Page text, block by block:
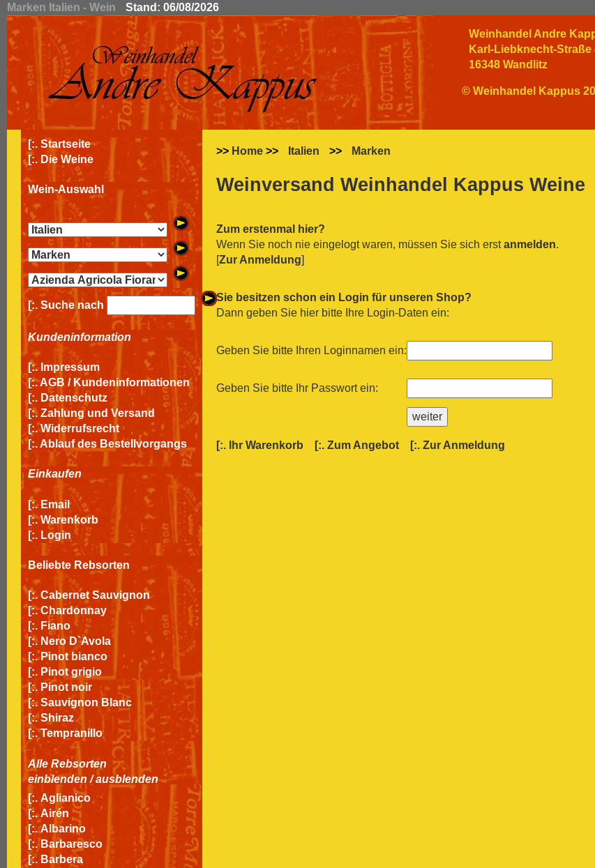
Marken Italien - Wein Stand: 06/08/2026
Weinhandel Andre
Karl-Liebknecht-Straße
16348 Wandlitz
© Weinhandel Kappus
[:. Startseite
[:. Die Weine
Wein-Auswahl
[:. Suche nach
Kundeninformation
[:. Impressum
[:.AGB / Kundeninformationen
[:. Datenschutz
[:. Zahlung und Versand
[:. Widerrufsrecht
[:.Ablauf des Bestellvorgangs
Einkaufen
[:. Email
[:. Warenkorb
[:. Login
Beliebte Rebsorten
[:. Cabernet Sauvignon
[:. Chardonnay
[:. Fiano
[:. Nero D`Avola
[:. Pinot bianco
[:. Pinot grigio
[:. Pinot noir
[:. Sauvignon Blanc
[:. Shiraz
[:. Tempranillo
Alle Rebsorten
einblenden /ausblenden
[:. Aglianico
[:. Airén
[:. Albarino
[:. Barbaresco
[:. Barbera
>> Home >> Italien >> Marken
Weinversand Weinhandel Kappus Weine
Zum erstenmal hier?
Wenn Sie noch nie eingelogt waren, müssen Sie sich erstanmelden.
[Zur Anmeldung]
Sie besitzen schon ein Login für unseren Shop?
Dann geben Sie hier bitte Ihre Login-Daten ein:
Geben Sie bitte Ihren Loginnamen ein:
Geben Sie bitte Ihr Passwort ein:
[:. Ihr Warenkorb [:. Zum Angebot [:. Zur Anmeldung